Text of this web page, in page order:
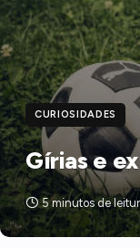
CURIOSIDADES
Gírias e
5 minutos de